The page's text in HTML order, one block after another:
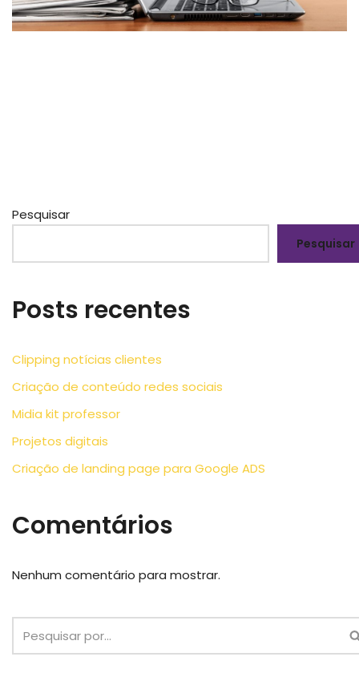
Pesquisar
Pesquisar
Posts recentes
Clipping notícias clientes
Criação de conteúdo redes sociais
Midia kit professor
Projetos digitais
Criação de landing page para Google ADS
Comentários
Nenhum comentário para mostrar.